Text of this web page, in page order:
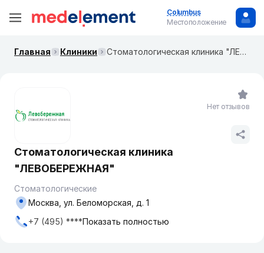
Columbus
Местоположение
Главная Клиники Стоматологическая клиника "ЛЕВОБЕРЕЖНАЯ"
Стоматологическая клиника
"ЛЕВОБЕРЕЖНАЯ"
Стоматологические
Москва, ул. Беломорская, д. 1
+7 (495) ****Показать полностью
Нет отзывов